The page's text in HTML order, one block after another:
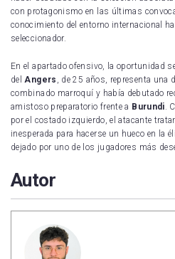
con protagonismo en las últimas
conocimiento del entorno internacional
seleccionador.
En el apartado ofensivo, la oportunidad
delAngers , de 25 años, representa una
combinado marroquí y había debutado
amistoso preparatorio frente a Burundi.
por el costado izquierdo, el atacante
inesperada para hacerse un hueco en la
dejado por uno de los jugadores más
Autor